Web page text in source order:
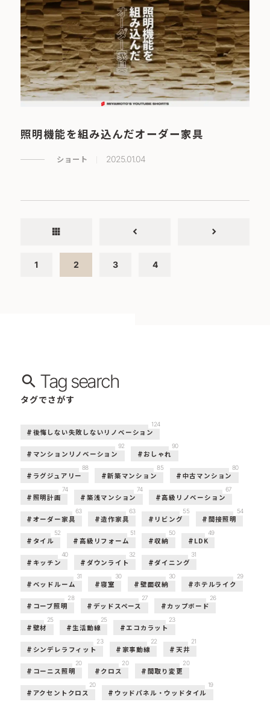
照明機能を組み込んだオーダー家具
ショート 2025.01.04
apps chevron_left chevron_right
1 2 3 4
Tag search
タグでさがす
後悔しない失敗しないリノベーション
124
マンションリノベーション
92
おしゃれ
90
ラグジュアリー
88
新築マンション
85
中古マンション
80
照明計画
74
築浅マンション
74
高級リノベーション
67
オーダー家具
63
造作家具
63
リビング
55
間接照明
54
タイル
52
高級リフォーム
51
収納
50
LDK
49
キッチン
40
ダウンライト
32
ダイニング
31
ベッドルーム
31
寝室
30
壁面収納
30
ホテルライク
29
コーブ照明
28
デッドスペース
27
カップボード
26
壁材
25
生活動線
25
エコカラット
23
シンデレラフィット
23
家事動線
22
天井
21
コーニス照明
20
クロス
20
間取り変更
20
アクセントクロス
20
ウッドパネル・ウッドタイル
19